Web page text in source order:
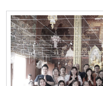
ครู และนักศึกษา แผนกวิชา
อย่างพร้อมเพรียง การอบ
ศาสตราจารย์ ดร.กนกวรร
ดร.ชูพงษ์ ภาคภูมิ วิทยาก
มหาวิทยาลัยแม่โจ้ มาให้คว
กับการควบคุมแขนกลหุ่นยน